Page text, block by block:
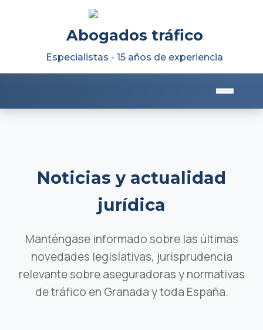
Abogados tráfico
Especialistas - 15 años de experiencia
Noticias y actualidad
jurídica
Manténgase informado sobre las últimas
novedades legislativas, jurisprudencia
relevante sobre aseguradoras y normativas
de tráfico en Granada y toda España.